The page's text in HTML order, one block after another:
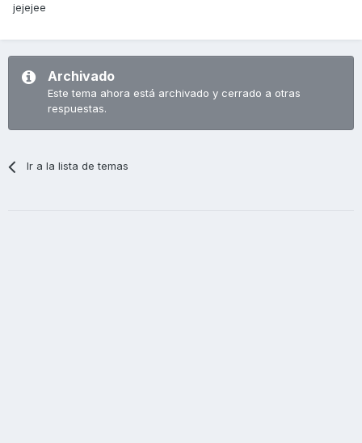
jejejee
Archivado
Este tema ahora está archivado y cerrado a otras
respuestas.
Ir a la lista de temas